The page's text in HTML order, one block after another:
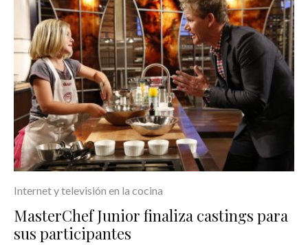
Internet y televisión en la cocina
MasterChef Junior finaliza castings para
sus participantes